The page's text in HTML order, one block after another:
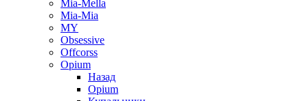
Mia-Mella
Mia-Mia
MY
Obsessive
Offcorss
Opium
Назад
Opium